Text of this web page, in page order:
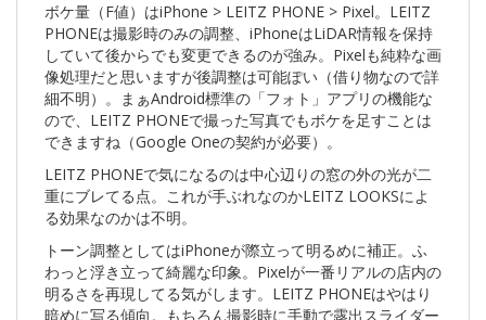
ボケ量（F値）はiPhone > LEITZ PHONE > Pixel。LEITZ
PHONEは撮影時のみの調整、iPhoneはLiDAR情報を保持
していて後からでも変更できるのが強み。Pixelも純粋な画
像処理だと思いますが後調整は可能ぽい（借り物なので詳
細不明）。まぁAndroid標準の「フォト」アプリの機能な
ので、LEITZ PHONEで撮った写真でもボケを足すことは
できますね（Google Oneの契約が必要）。
LEITZ PHONEで気になるのは中心辺りの窓の外の光が二
重にブレてる点。これが手ぶれなのかLEITZ LOOKSによ
る効果なのかは不明。
トーン調整としてはiPhoneが際立って明るめに補正。ふ
わっと浮き立って綺麗な印象。Pixelが一番リアルの店内の
明るさを再現してる気がします。LEITZ PHONEはやはり
暗めに写る傾向。もちろん撮影時に手動で露出スライダー